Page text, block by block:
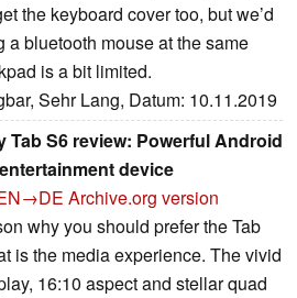
the keyboard cover too, but we’d
a bluetooth mouse at the same
is a bit limited.
Sehr Lang, Datum: 10.11.2019
Tab S6 review: Powerful Android
device
Archive.org version
why you should prefer the Tab
is the media experience. The vivid
16:10 aspect and stellar quad